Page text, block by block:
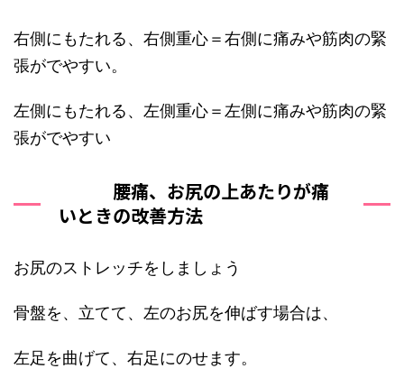
右側にもたれる、右側重心＝右側に痛みや筋肉の緊
張がでやすい。
左側にもたれる、左側重心＝左側に痛みや筋肉の緊
張がでやすい
腰痛、お尻の上あたりが痛
いときの改善方法
お尻のストレッチをしましょう
骨盤を、立てて、左のお尻を伸ばす場合は、
左足を曲げて、右足にのせます。